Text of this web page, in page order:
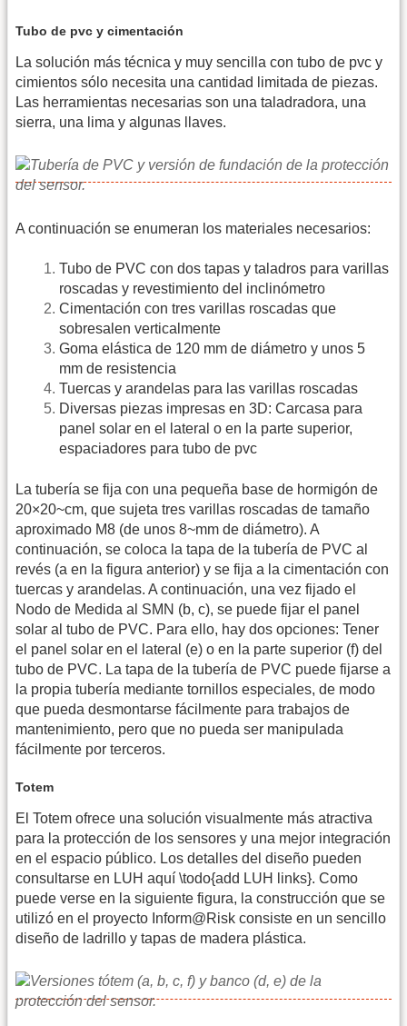
Tubo de pvc y cimentación
La solución más técnica y muy sencilla con tubo de pvc y
cimientos sólo necesita una cantidad limitada de piezas.
Las herramientas necesarias son una taladradora, una
sierra, una lima y algunas llaves.
A continuación se enumeran los materiales necesarios:
Tubo de PVC con dos tapas y taladros para varillas
roscadas y revestimiento del inclinómetro
Cimentación con tres varillas roscadas que
sobresalen verticalmente
Goma elástica de 120 mm de diámetro y unos 5
mm de resistencia
Tuercas y arandelas para las varillas roscadas
Diversas piezas impresas en 3D: Carcasa para
panel solar en el lateral o en la parte superior,
espaciadores para tubo de pvc
La tubería se fija con una pequeña base de hormigón de
20×20~cm, que sujeta tres varillas roscadas de tamaño
aproximado M8 (de unos 8~mm de diámetro). A
continuación, se coloca la tapa de la tubería de PVC al
revés (a en la figura anterior) y se fija a la cimentación con
tuercas y arandelas. A continuación, una vez fijado el
Nodo de Medida al SMN (b, c), se puede fijar el panel
solar al tubo de PVC. Para ello, hay dos opciones: Tener
el panel solar en el lateral (e) o en la parte superior (f) del
tubo de PVC. La tapa de la tubería de PVC puede fijarse a
la propia tubería mediante tornillos especiales, de modo
que pueda desmontarse fácilmente para trabajos de
mantenimiento, pero que no pueda ser manipulada
fácilmente por terceros.
Totem
El Totem ofrece una solución visualmente más atractiva
para la protección de los sensores y una mejor integración
en el espacio público. Los detalles del diseño pueden
consultarse en LUH aquí \todo{add LUH links}. Como
puede verse en la siguiente figura, la construcción que se
utilizó en el proyecto Inform@Risk consiste en un sencillo
diseño de ladrillo y tapas de madera plástica.